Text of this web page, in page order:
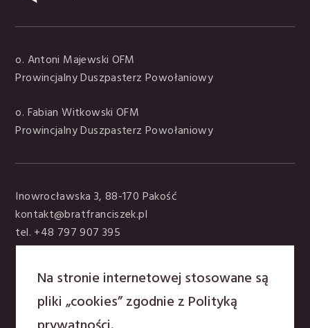
o. Antoni Majewski OFM
Prowincjalny Duszpasterz Powołaniowy
o. Fabian Witkowski OFM
Prowincjalny Duszpasterz Powołaniowy
Inowrocławska 3, 88-170 Pakość
kontakt@bratfranciszek.pl
tel. +48 797 907 395
Na stronie internetowej stosowane są
pliki „cookies” zgodnie z Polityką